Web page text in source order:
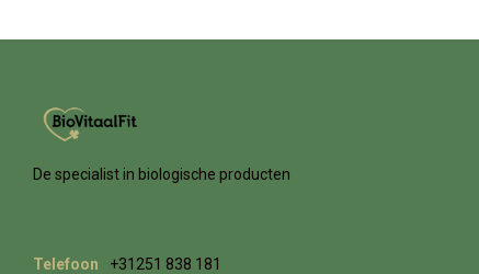
De specialist in biologische producten
Telefoon
+31251 838 181